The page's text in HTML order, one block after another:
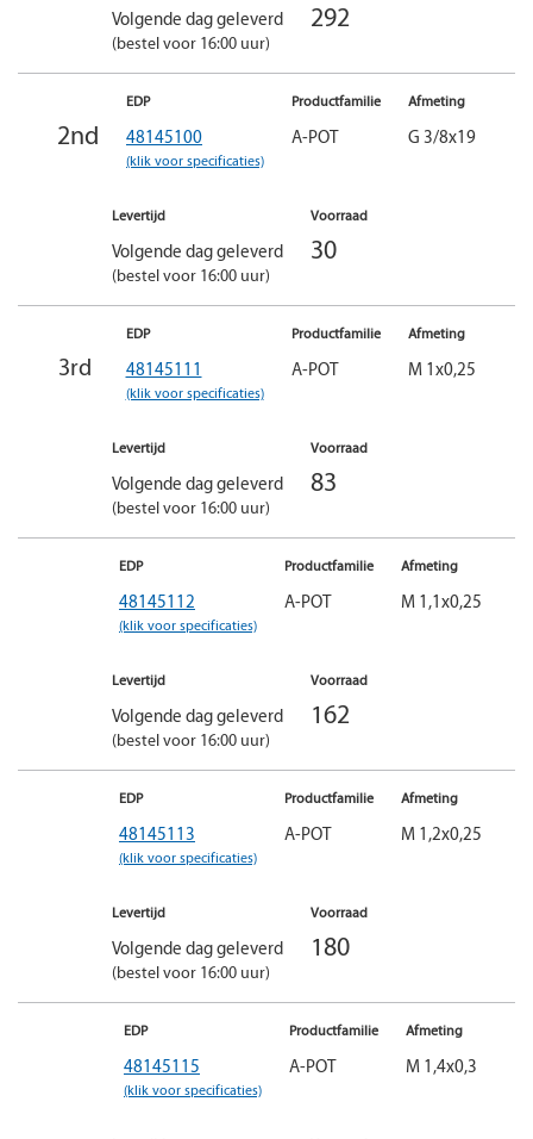
Volgende dag geleverd
(bestel voor 16:00 uur)
292
2nd
EDP
48145100
(klik voor specificaties)
Productfamilie
A-POT
Afmeting
G 3/8x19
Levertijd
Volgende dag geleverd
(bestel voor 16:00 uur)
Voorraad
30
3rd
EDP
48145111
(klik voor specificaties)
Productfamilie
A-POT
Afmeting
M 1x0,25
Levertijd
Volgende dag geleverd
(bestel voor 16:00 uur)
Voorraad
83
EDP
48145112
(klik voor specificaties)
Productfamilie
A-POT
Afmeting
M 1,1x0,25
Levertijd
Volgende dag geleverd
(bestel voor 16:00 uur)
Voorraad
162
EDP
48145113
(klik voor specificaties)
Productfamilie
A-POT
Afmeting
M 1,2x0,25
Levertijd
Volgende dag geleverd
(bestel voor 16:00 uur)
Voorraad
180
EDP
48145115
(klik voor specificaties)
Productfamilie
A-POT
Afmeting
M 1,4x0,3